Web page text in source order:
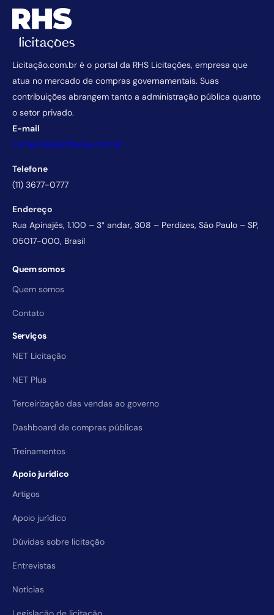
Licitação.com.br é o portal da RHS Licitações, empresa que
atua no mercado de compras governamentais. Suas
contribuições abrangem tanto a administração pública quanto
o setor privado.
E-mail
comercial@licitacao.com.br
Telefone
(11) 3677-0777
Endereço
Rua Apinajés, 1.100 – 3° andar, 308 – Perdizes, São Paulo – SP,
05017-000, Brasil
Quem somos
Quem somos
Contato
Serviços
NET Licitação
NET Plus
Terceirização das vendas ao governo
Dashboard de compras públicas
Treinamentos
Apoio jurídico
Artigos
Apoio jurídico
Dúvidas sobre licitação
Entrevistas
Notícias